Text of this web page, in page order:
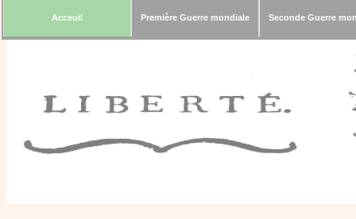
Acceuil Première Guerre mondiale Seconde Guerre